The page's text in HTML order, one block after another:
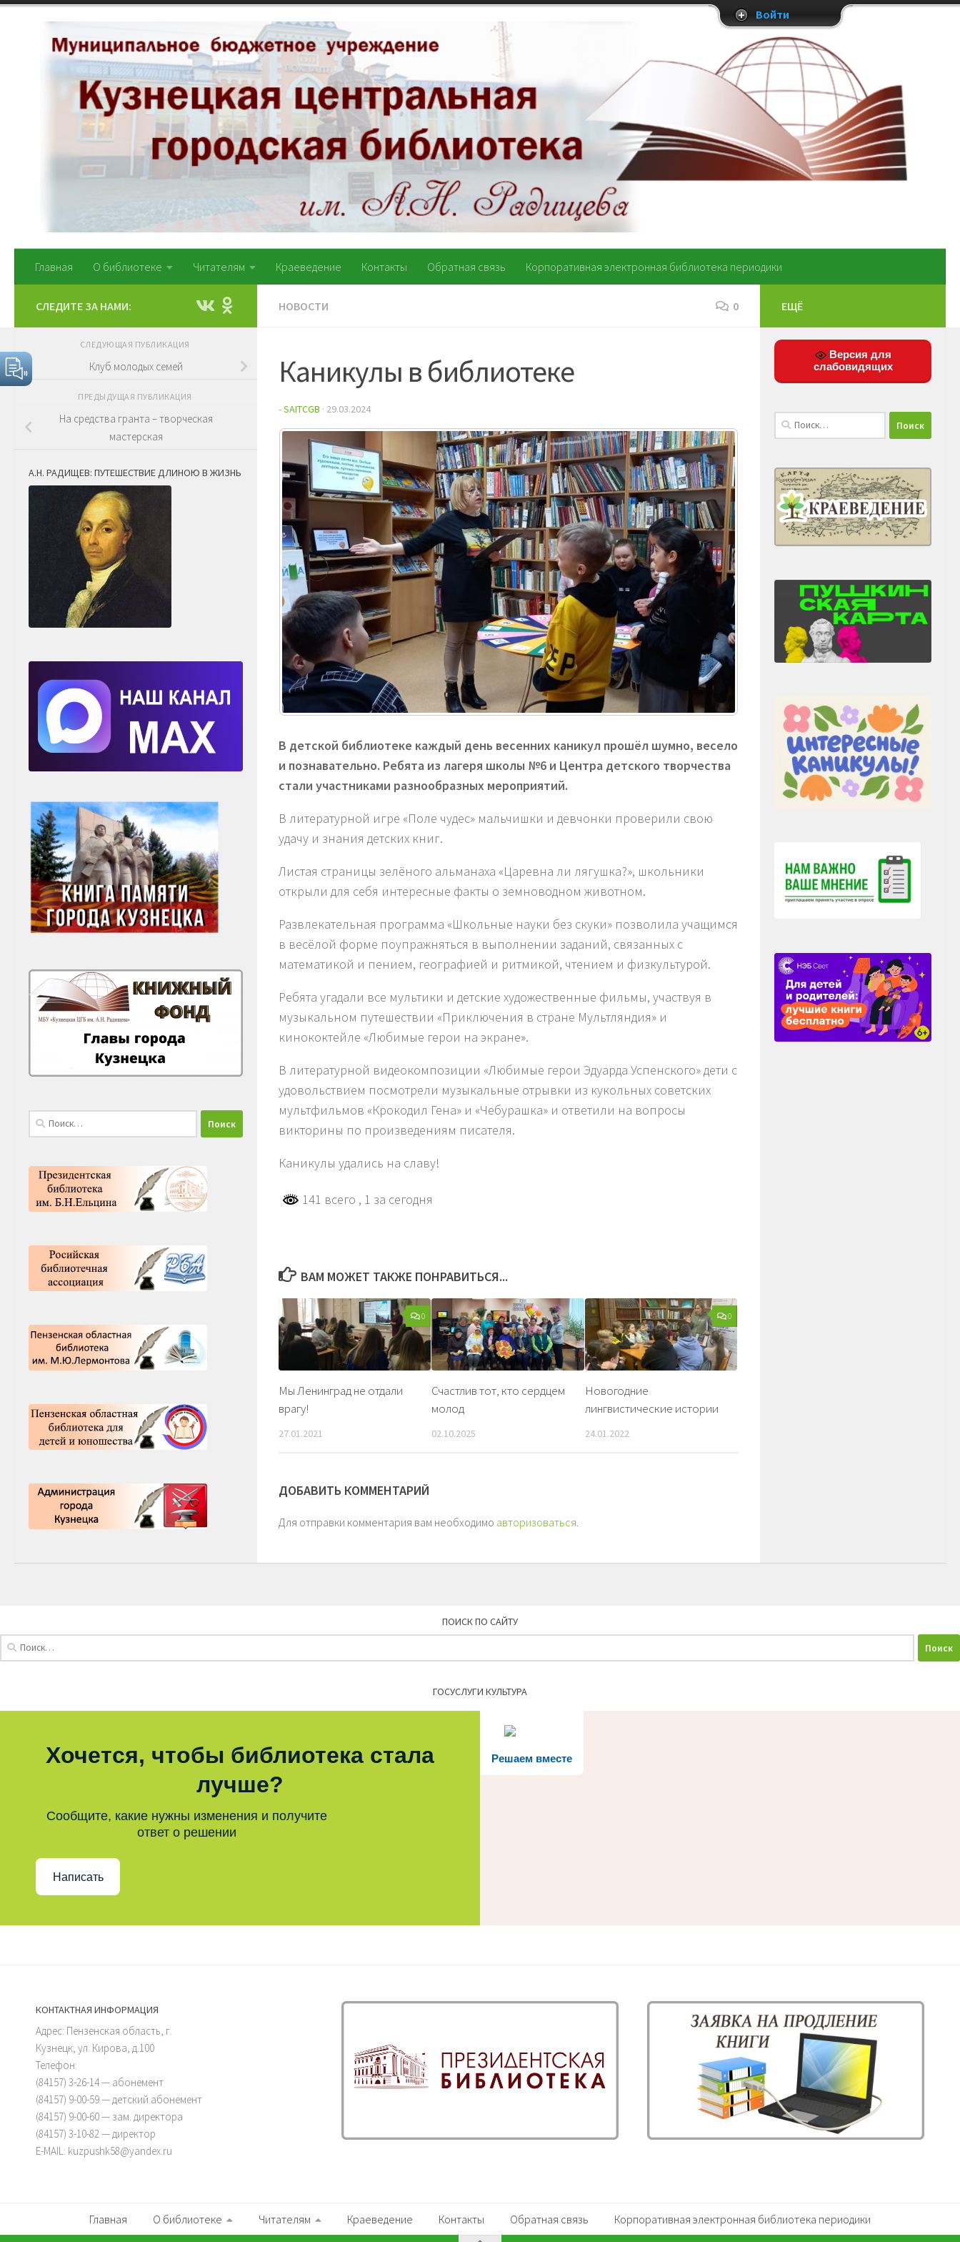
Перейти к содержимому
Главная О библиотеке Читателям Краеведение Контакты Обратная связь Корпоративная электронная библиотека периодики
НОВОСТИ 0
Каникулы в библиотеке
-SAITCGB · 29.03.2024
В детской библиотеке каждый день весенних каникул прошёл шумно, весело
и познавательно. Ребята из лагеря школы №6 и Центра детского творчества
стали участниками разнообразных мероприятий.
В литературной игре «Поле чудес» мальчишки и девчонки проверили свою
удачу и знания детских книг.
Листая страницы зелёного альманаха «Царевна ли лягушка?», школьники
открыли для себя интересные факты о земноводном животном.
Развлекательная программа «Школьные науки без скуки» позволила учащимся
в весёлой форме поупражняться в выполнении заданий, связанных с
математикой и пением, географией и ритмикой, чтением и физкультурой.
Ребята угадали все мультики и детские художественные фильмы, участвуя в
музыкальном путешествии «Приключения в стране Мультляндия» и
кинококтейле «Любимые герои на экране».
В литературной видеокомпозиции «Любимые герои Эдуарда Успенского» дети с
удовольствием посмотрели музыкальные отрывки из кукольных советских
мультфильмов «Крокодил Гена» и «Чебурашка» и ответили на вопросы
викторины по произведениям писателя.
Каникулы удались на славу!
141 всего , 1 за сегодня
ВАМ МОЖЕТ ТАКЖЕ ПОНРАВИТЬСЯ...
0
Мы Ленинград не отдали
врагу!
27.01.2021
Счастлив тот, кто сердцем
молод
02.10.2025
0
Новогодние
лингвистические истории
24.01.2022
ДОБАВИТЬ КОММЕНТАРИЙ
Для отправки комментария вам необходимо авторизоваться
СЛЕДИТЕ ЗА НАМИ:
СЛЕДУЮЩАЯ ПУБЛИКАЦИЯ
Клуб молодых семей
ПРЕДЫДУЩАЯ ПУБЛИКАЦИЯ
На средства гранта – творческая
мастерская
А.Н. РАДИЩЕВ: ПУТЕШЕСТВИЕ ДЛИНОЮ В ЖИЗНЬ
Найти:
ЕЩЁ
Версия для
слабовидящих
Найти:
ПОИСК ПО САЙТУ
ГОСУСЛУГИ КУЛЬТУРА
Решаем вместе
Хочется, чтобы библиотека стала
лучше?
Сообщите, какие нужны изменения и получите
ответ о решении
Написать
КОНТАКТНАЯ ИНФОРМАЦИЯ
Адрес: Пензенская область, г.
Кузнецк, ул. Кирова, д.100
Телефон:
(84157) 3-26-14 — абонемент
(84157) 9-00-59 — детский абонемент
(84157) 9-00-60 — зам. директора
(84157) 3-10-82 — директор
E-MAIL: kuzpushk58@yandex.ru
Главная О библиотеке Читателям Краеведение Контакты Обратная связь Корпоративная электронная библиотека периодики
Войти